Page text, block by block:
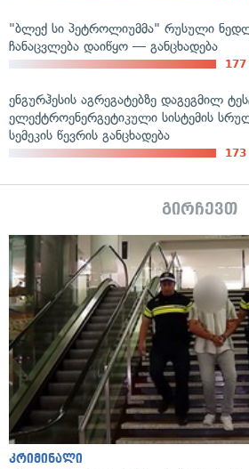
"ბლექ სი პეტროლიუმმა" რუსული
ჩანაცვლება დაიწყო — განცხადება
177
ენგურჰესის აგრეგატებზე დაგეგმილ
ელექტროენერგეტიკული სისტემის
სემეკის წევრის განცხადება
173
გირჩევთ
კრიმინალი